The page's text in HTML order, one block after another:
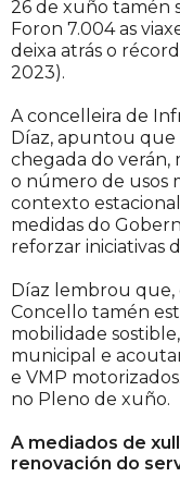
26 de xuño tamén
Foron 7.004 as
deixa atrás o
2023).
A concelleira de
Díaz, apuntou que
chegada do verán,
o número de usos
contexto
medidas do
reforzar iniciativas
Díaz lembrou que,
Concello tamén
mobilidade
municipal e
e VMP
no Pleno de xuño.
A mediados de
renovación do